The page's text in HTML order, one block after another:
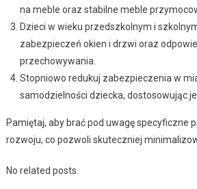
na meble oraz stabilne meble
Dzieci w wieku przedszkolnym i
zabezpieczeń okien i drzwi oraz
przechowywania.
Stopniowo redukuj zabezpieczenia w
samodzielności dziecka, dostosowując
Pamiętaj, aby brać pod uwagę specyficzne
rozwoju, co pozwoli skuteczniej
No related posts.